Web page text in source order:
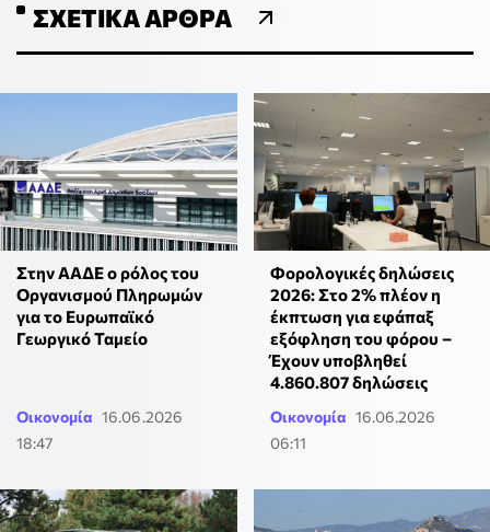
ΣΧΕΤΙΚΆ ΆΡΘΡΑ
Στην ΑΑΔΕ ο ρόλος του
Οργανισμού Πληρωμών
για το Ευρωπαϊκό
Γεωργικό Ταμείο
Οικονομία 16.06.2026
18:47
Φορολογικές δηλώσεις
2026: Στο 2% πλέον η
έκπτωση για εφάπαξ
εξόφληση του φόρου –
Έχουν υποβληθεί
4.860.807 δηλώσεις
Οικονομία 16.06.2026
06:11